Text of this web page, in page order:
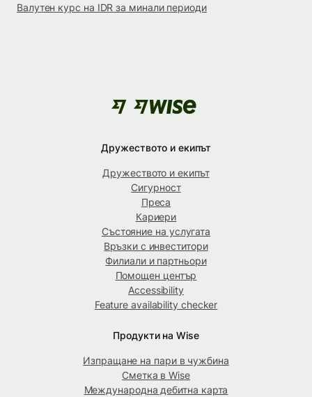
Валутен курс на IDR за минали периоди
Дружеството и екипът
Дружеството и екипът
Сигурност
Преса
Кариери
Състояние на услугата
Връзки с инвеститори
Филиали и партньори
Помощен център
Accessibility
Feature availability checker
Продукти на Wise
Изпращане на пари в чужбина
Сметка в Wise
Международна дебитна карта